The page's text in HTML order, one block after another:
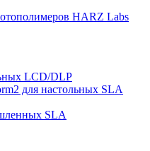
HARZ Labs
LCD/DLP
для настольных SLA
SLA